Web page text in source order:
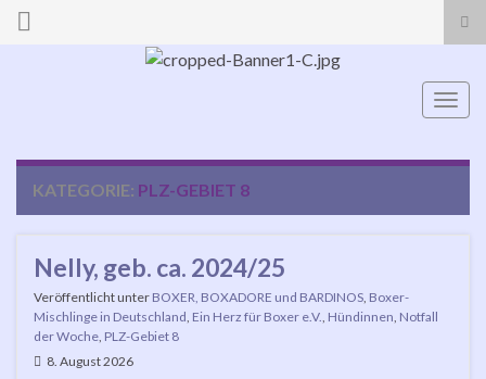
Search for:
KATEGORIE: PLZ-GEBIET 8
Nelly, geb. ca. 2024/25
Veröffentlicht unter BOXER, BOXADORE und BARDINOS Boxer-
Mischlinge in Deutschland Ein Herz für Boxer e.V. Hündinnen Notfall
der Woche PLZ-Gebiet 8
8. August 2026